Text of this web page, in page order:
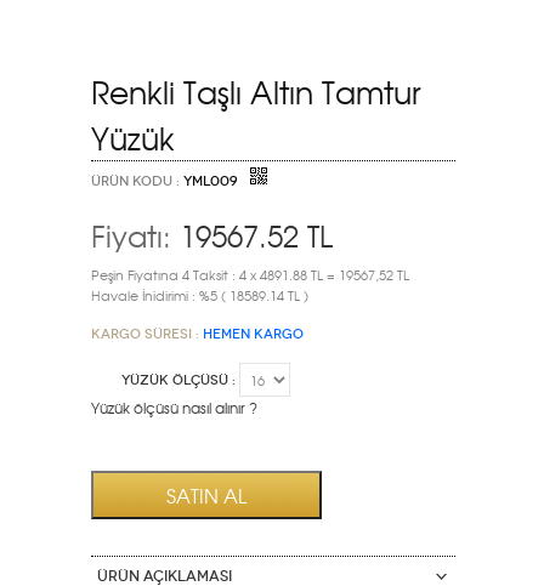
Renkli Taşlı Altın Tamtur
Yüzük
ÜRÜN KODU : YML009
Fiyatı: 19567.52 TL
Peşin Fiyatına 4 Taksit : 4 x 4891.88 TL = 19567,52 TL
Havale İnidirimi : %5 ( 18589.14 TL )
Kargo Süresi : HEMEN KARGO
YÜZÜK ÖLÇÜSÜ :
Yüzük ölçüsü nasıl alınır ?
ÜRÜN AÇIKLAMASI